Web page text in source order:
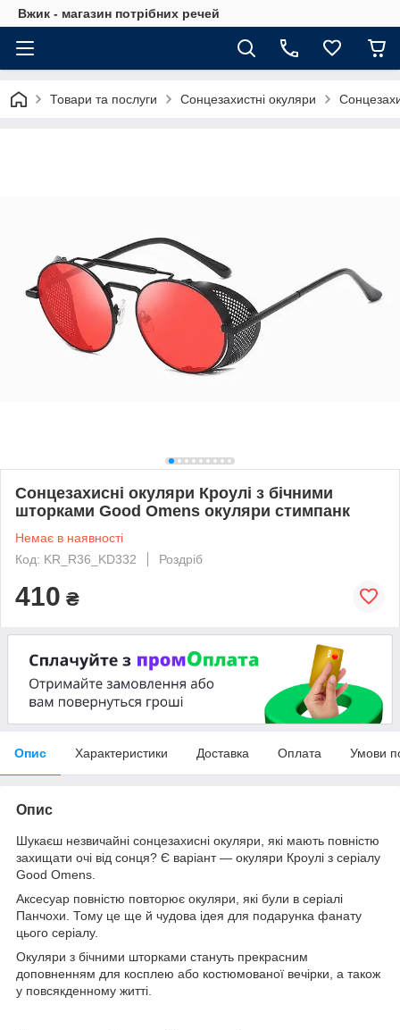
Вжик - магазин потрiбних речей
Товари та послуги Сонцезахистні окуляри
Сонцезахисні окуляри Кроулі з бічними
шторками Good Omens окуляри стимпанк
Немає в наявності
Код: KR_R36_KD332
Роздріб
410 ₴
Опис Характеристики Доставка Оплата Умови
Опис
Шукаєш незвичайні сонцезахисні окуляри, які мають повністю
захищати очі від сонця? Є варіант — окуляри Кроулі з серіалу
Good Omens.
Аксесуар повністю повторює окуляри, які були в серіалі
Панчохи. Тому це ще й чудова ідея для подарунка фанату
цього серіалу.
Окуляри з бічними шторками стануть прекрасним
доповненням для косплею або костюмованої вечірки, а також
у повсякденному житті.